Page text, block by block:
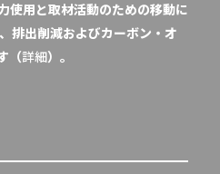
使用と取材活動のための移動に
排出削減およびカーボン・オ
（詳細）。